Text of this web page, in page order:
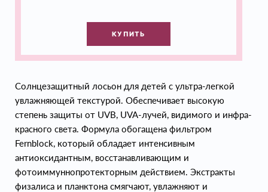
КУПИТЬ
Солнцезащитный лосьон для детей с ультра-легкой
увлажняющей текстурой. Обеспечивает высокую
степень защиты от UVB, UVA-лучей, видимого и инфра-
красного света. Формула обогащена фильтром
Fernblock, который обладает интенсивным
антиоксидантным, восстанавливающим и
фотоиммуннопротекторным действием. Экстракты
физалиса и планктона смягчают, увлажняют и